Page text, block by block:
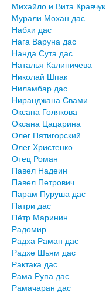
Михайло и Вита Кравчук
Мурали Мохан дас
Набхи дас
Нага Варуна дас
Нанда Сута дас
Наталья Калиничева
Николай Шпак
Ниламбар дас
Ниранджана Свами
Оксана Голякова
Оксана Цацарина
Олег Пятигорский
Олег Христенко
Отец Роман
Павел Надеин
Павел Петрович
Парам Пуруша дас
Патри дас
Пётр Маринин
Радомир
Радха Раман дас
Радхе Шьям дас
Рактака дас
Рама Рупа дас
Рамачаран дас